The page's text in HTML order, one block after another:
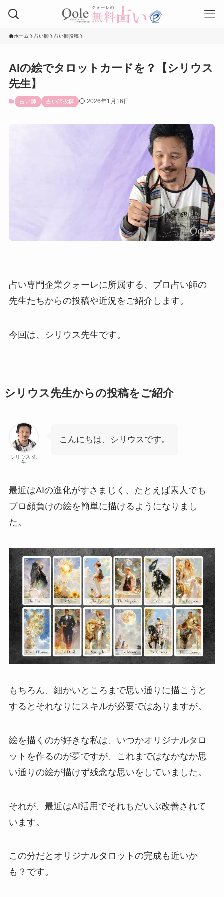
ホーム 占い師 占い師投稿
AIの絵でタロットカードを？【シリウス
先生】
占い師 占い師投稿 2026年1月16日
占い専門企業クォーレに所属する、プロ占い師の
先生たちからの投稿や近況をご紹介します。
今回は、シリウス先生です。
シリウス先生からの投稿をご紹介
シリウス 先
生
こんにちは、シリウスです。
最近はAIの進化がすさまじく、たとえば素人でも
プロ顔負けの絵を簡単に描けるようになりまし
た。
もちろん、細かいところまで思い通りに描こうと
するとそれなりにスキルが必要ではありますが。
絵を描くのが好きな私は、いつかオリジナルタロ
ットを作るのが夢ですが、これまではなかなか思
い通りの絵が描けず残念な思いをしていました。
それが、最近はAI活用でそれもだいぶ改善されて
います。
この分だとオリジナルタロットの完成も近いか
も？です。